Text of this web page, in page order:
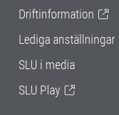
Driftinformation
Lediga anställningar
SLU i media
SLU Play